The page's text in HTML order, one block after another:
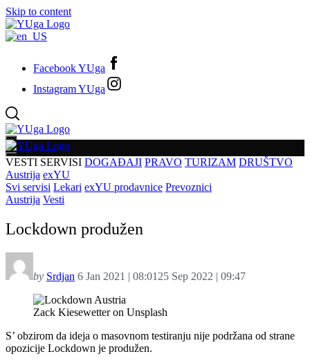
Skip to content
Facebook YUga
Instagram YUga
VESTI SERVISI DOGAĐAJI PRAVO TURIZAM DRUŠTVO
Austrija exYU
Svi servisi Lekari exYU prodavnice Prevoznici
Austrija Vesti
Lockdown produžen
by Srdjan 6 Jan 2021 | 08:01 25 Sep 2022 | 09:47
Zack Kiesewetter on Unsplash
S’ obzirom da ideja o masovnom testiranju nije podržana od strane
opozicije Lockdown je produžen.